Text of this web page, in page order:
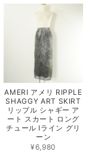
AMERI アメリ RIPPLE
SHAGGY ART SKIRT
リップル シャギー ア
ート スカート ロング
チュール Iライン グリ
ーン
¥6,980